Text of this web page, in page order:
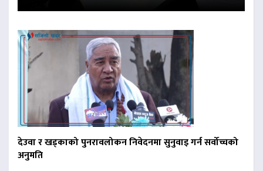
देउवा र खड्काको पुनरावलोकन निवेदनमा सुनुवाइ गर्न सर्वोच्चको
अनुमति